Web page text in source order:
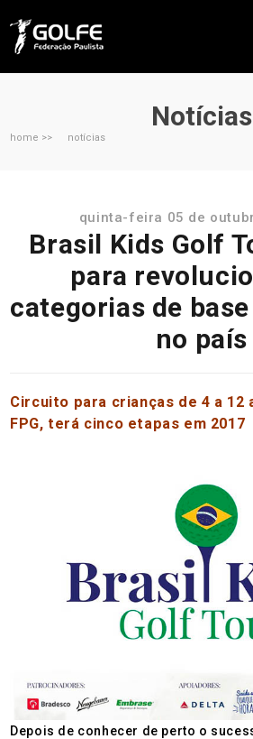
Notícias
home >> notícias
quinta-feira 05 de
Brasil Kids Golf
para
categorias de
no país
Circuito para crianças de 4 a 12
FPG, terá cinco etapas em 2017
Depois de conhecer de perto o